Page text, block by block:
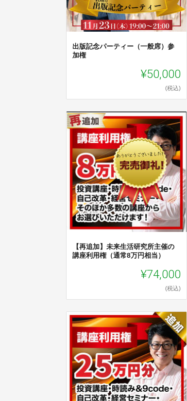
出版記念パーティー（一般席）参
加権
¥50,000
(税込)
【再追加】未来生活研究所主催の
講座利用権（通常8万円相当）
¥74,000
(税込)